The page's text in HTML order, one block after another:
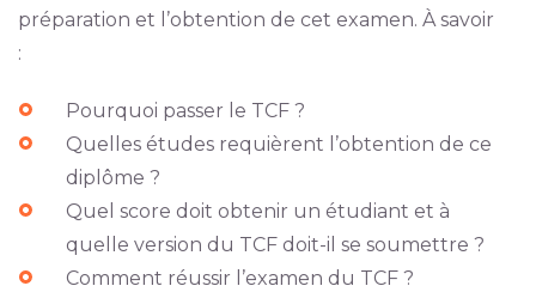
préparation et l’obtention de cet examen. À savoir
:
Pourquoi passer le TCF ?
Quelles études requièrent l’obtention de ce
diplôme ?
Quel score doit obtenir un étudiant et à
quelle version du TCF doit-il se soumettre ?
Comment réussir l’examen du TCF ?